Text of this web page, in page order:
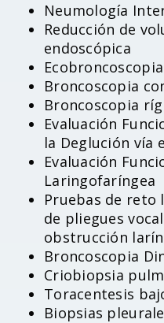
Accesibilidad
Neumología
Reducción de
endoscópica
Broncoscopia
Broncoscopia
Evaluación
la Deglución vía
Evaluación
Laringofaríngea
Pruebas de reto
de pliegues
obstrucción
Broncoscopia
Criobiopsia
Toracentesis
Biopsias